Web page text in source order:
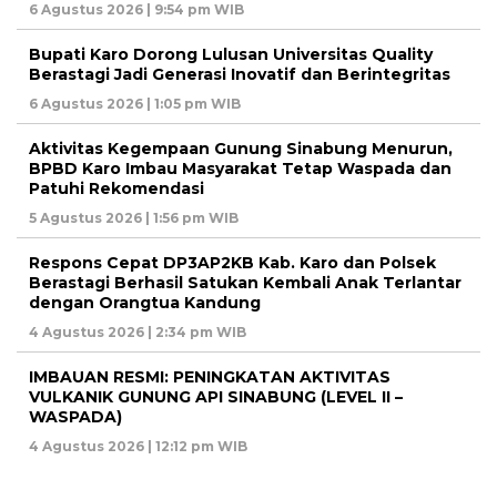
6 Agustus 2026 | 9:54 pm WIB
Bupati Karo Dorong Lulusan Universitas Quality
Berastagi Jadi Generasi Inovatif dan Berintegritas
6 Agustus 2026 | 1:05 pm WIB
Aktivitas Kegempaan Gunung Sinabung Menurun,
BPBD Karo Imbau Masyarakat Tetap Waspada dan
Patuhi Rekomendasi
5 Agustus 2026 | 1:56 pm WIB
Respons Cepat DP3AP2KB Kab. Karo dan Polsek
Berastagi Berhasil Satukan Kembali Anak Terlantar
dengan Orangtua Kandung
4 Agustus 2026 | 2:34 pm WIB
IMBAUAN RESMI: PENINGKATAN AKTIVITAS
VULKANIK GUNUNG API SINABUNG (LEVEL II –
WASPADA)
4 Agustus 2026 | 12:12 pm WIB